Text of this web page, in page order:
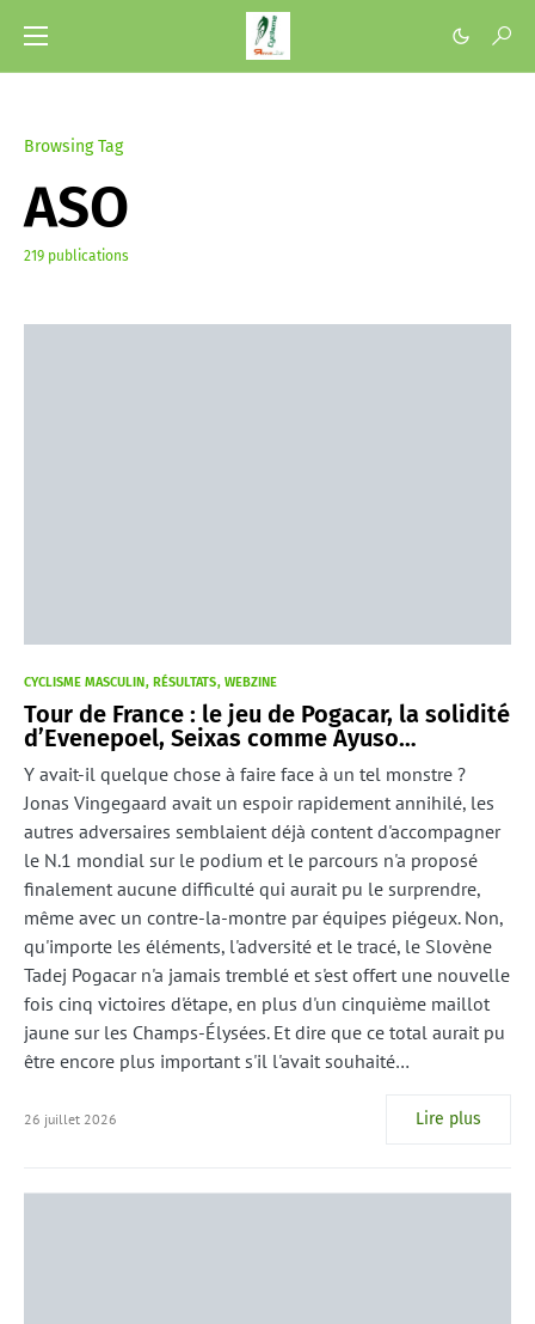
Browsing Tag
ASO
219 publications
CYCLISME MASCULIN RÉSULTATS WEBZINE
Tour de France : le jeu de Pogacar, la solidité
d’Evenepoel, Seixas comme Ayuso…
Y avait-il quelque chose à faire face à un tel monstre ?
Jonas Vingegaard avait un espoir rapidement annihilé, les
autres adversaires semblaient déjà content d'accompagner
le N.1 mondial sur le podium et le parcours n'a proposé
finalement aucune difficulté qui aurait pu le surprendre,
même avec un contre-la-montre par équipes piégeux. Non,
qu'importe les éléments, l'adversité et le tracé, le Slovène
Tadej Pogacar n'a jamais tremblé et s'est offert une nouvelle
fois cinq victoires d'étape, en plus d'un cinquième maillot
jaune sur les Champs-Élysées. Et dire que ce total aurait pu
être encore plus important s'il l'avait souhaité…
26 juillet 2026 Lire plus